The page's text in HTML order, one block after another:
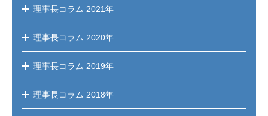
理事長コラム 2021年
理事長コラム 2020年
理事長コラム 2019年
理事長コラム 2018年